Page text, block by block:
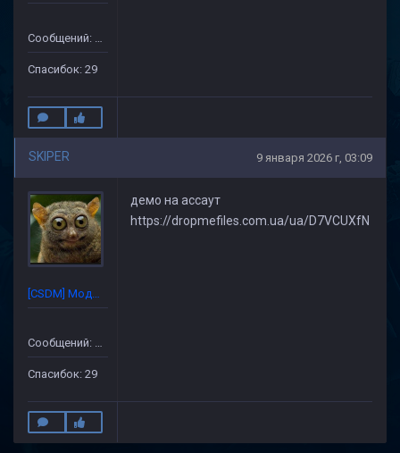
Сообщений: 227
Спасибок: 29
SKIPER 9 января 2026 г, 03:09
[CSDM] Модератор
Сообщений: 227
Спасибок: 29
демо на ассаут
https://dropmefiles.com.ua/ua/D7VCUXfN